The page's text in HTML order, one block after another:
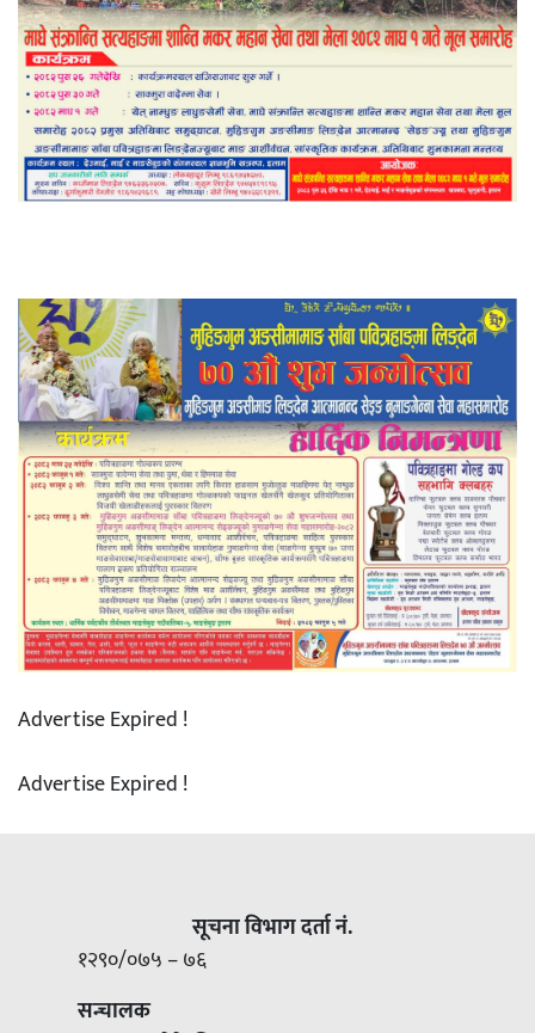
Advertise Expired !
Advertise Expired !
सूचना विभाग दर्ता नं.
१२९०/०७५ – ७६
सन्चालक